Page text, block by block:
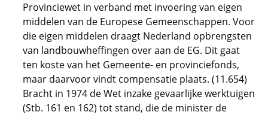
Provinciewet in verband met invoering van eigen
middelen van de Europese Gemeenschappen. Voor
die eigen middelen draagt Nederland opbrengsten
van landbouwheffingen over aan de EG. Dit gaat
ten koste van het Gemeente- en provinciefonds,
maar daarvoor vindt compensatie plaats. (11.654)
Bracht in 1974 de Wet inzake gevaarlijke werktuigen
(Stb. 161 en 162) tot stand, die de minister de